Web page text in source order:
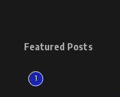
Featured Posts
1